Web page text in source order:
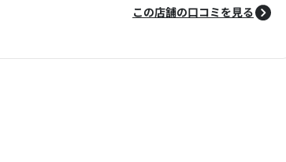
この店舗の口コミを見る